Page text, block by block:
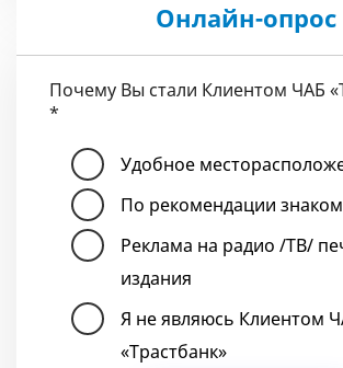
Онлайн-опрос
Почему Вы стали Клиентом ЧАБ
*
Удобное
По рекомендации
Реклама на радио /ТВ/
издания
Я не являюсь Клиентом
«Трастбанк»